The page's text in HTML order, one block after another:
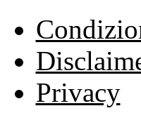
Privacy